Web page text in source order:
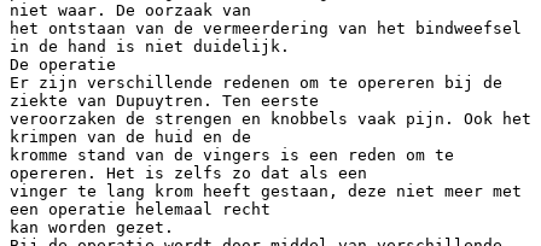
niet waar. De oorzaak van
het ontstaan van de vermeerdering van het bindweefsel
in de hand is niet duidelijk.
De operatie
Er zijn verschillende redenen om te opereren bij de
ziekte van Dupuytren. Ten eerste
veroorzaken de strengen en knobbels vaak pijn. Ook het
krimpen van de huid en de
kromme stand van de vingers is een reden om te
opereren. Het is zelfs zo dat als een
vinger te lang krom heeft gestaan, deze niet meer met
een operatie helemaal recht
kan worden gezet.